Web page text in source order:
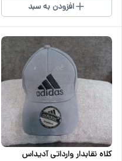
افزودن به سبد
کلاه نقابدار وارداتی آدیداس